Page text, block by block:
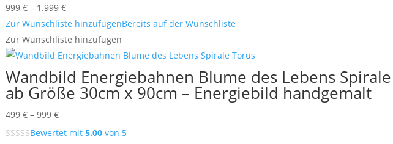
999 € – 1.999 €Preisspanne:
999 €
bis
1.999 €
Zur Wunschliste hinzufügenBereits auf der Wunschliste
Zur Wunschliste hinzufügen
Wandbild Energiebahnen Blume des Lebens
ab Größe 30cm x 90cm – Energiebild handgemalt
499 € – 999 €Preisspanne:
499 €
Bewertet mit 5.00von 5